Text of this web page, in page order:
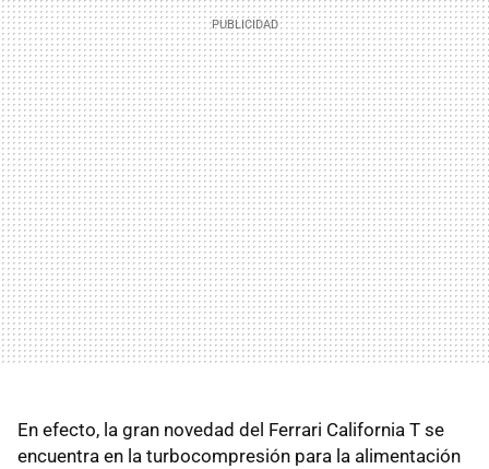
En efecto, la gran novedad del Ferrari California T se
encuentra en la turbocompresión para la alimentación